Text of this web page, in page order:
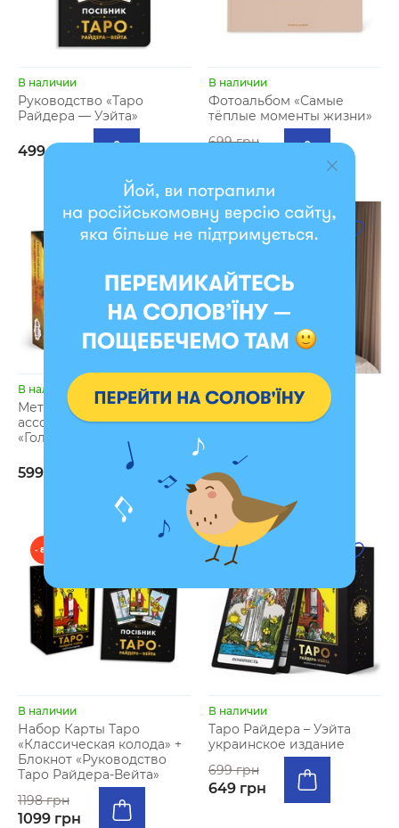
В наличии
Руководство «Таро
Райдера — Уэйта»
499 грн
В наличии
Фотоальбом «Самые
тёплые моменты жизни»
699 грн
В наличии
Метафорически-
ассоциативные карточки
«Голос моего сердца»
599 грн
В наличии
Плед «Дерево жизни»
бежевый (несколько
2999 грн
2899 грн
- 8 %
В наличии
Набор Карты Таро
«Классическая колода» +
Блокнот «Руководство
Таро Райдера-Вейта»
1198 грн
1099 грн
- 7 %
В наличии
Таро Райдера – Уэйта
украинское издание
699 грн
649 грн